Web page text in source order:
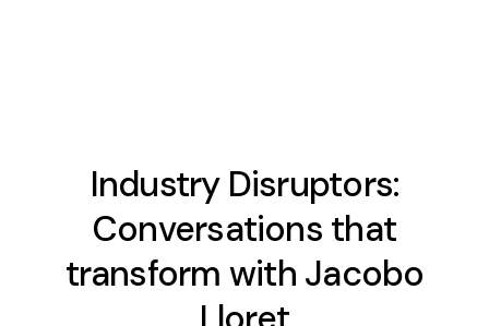
Industry Disruptors:
Conversations that
transform with Jacobo